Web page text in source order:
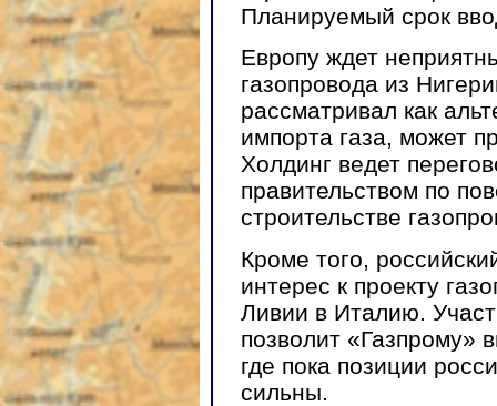
Планируемый срок
Европу ждет
газопровода из
рассматривал как
импорта газа, может
Холдинг ведет
правительством по
строительстве
Кроме того,
интерес к проекту
Ливии в Италию.
позволит
где пока позиции
сильны.